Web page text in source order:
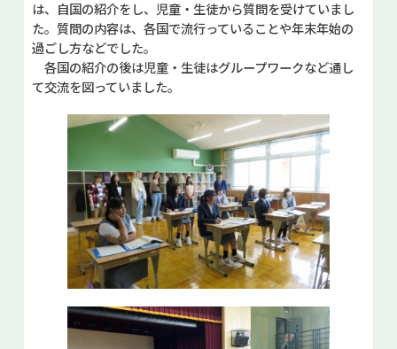
は、自国の紹介をし、児童・生徒から質問を受けていまし
た。質問の内容は、各国で流行っていることや年末年始の
過ごし方などでした。
各国の紹介の後は児童・生徒はグループワークなど通し
て交流を図っていました。